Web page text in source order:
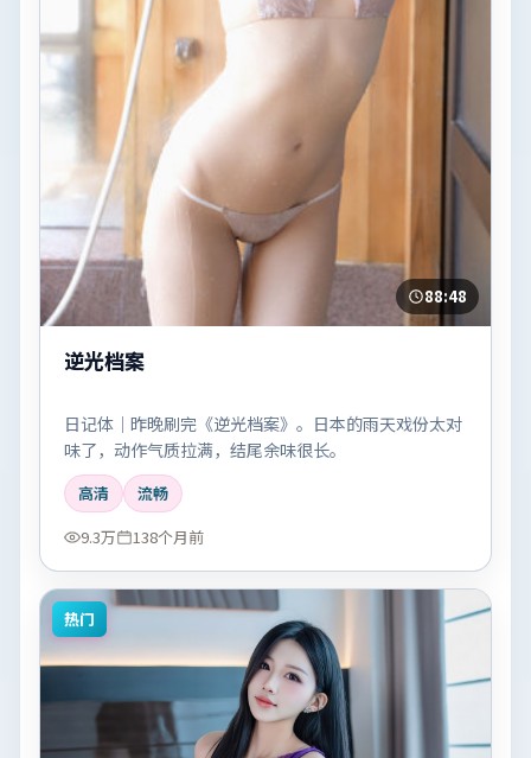
88:48
逆光档案
日记体｜昨晚刷完《逆光档案》。日本的雨天戏份太对
味了，动作气质拉满，结尾余味很长。
高清
流畅
9.3万
138个月前
热门